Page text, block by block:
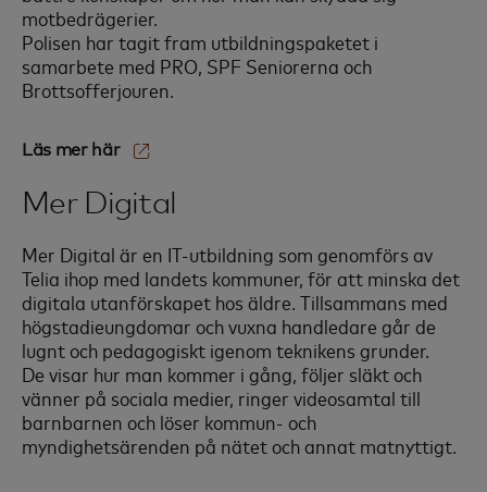
motbedrägerier.
Polisen har tagit fram utbildningspaketet i
samarbete med PRO, SPF Seniorerna och
Brottsofferjouren.
Läs mer här‎
Mer Digital
Mer Digital är en IT-utbildning som genomförs av
Telia ihop med landets kommuner, för att minska det
digitala utanförskapet hos äldre. Tillsammans med
högstadieungdomar och vuxna handledare går de
lugnt och pedagogiskt igenom teknikens grunder.
De visar hur man kommer i gång, följer släkt och
vänner på sociala medier, ringer videosamtal till
barnbarnen och löser kommun- och
myndighetsärenden på nätet och annat matnyttigt.